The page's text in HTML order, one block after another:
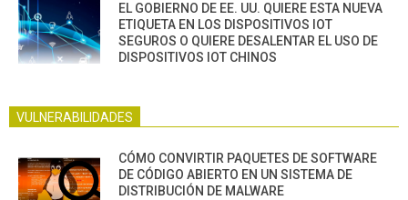
EL GOBIERNO DE EE. UU. QUIERE ESTA NUEVA
ETIQUETA EN LOS DISPOSITIVOS IOT
SEGUROS O QUIERE DESALENTAR EL USO DE
DISPOSITIVOS IOT CHINOS
VULNERABILIDADES
CÓMO CONVIRTIR PAQUETES DE SOFTWARE
DE CÓDIGO ABIERTO EN UN SISTEMA DE
DISTRIBUCIÓN DE MALWARE